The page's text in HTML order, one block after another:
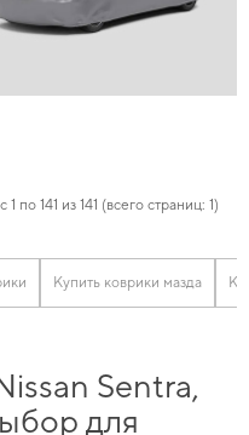
1 по 141 из 141 (всего страниц: 1)
Купить коврики мазда
Sentra,
для